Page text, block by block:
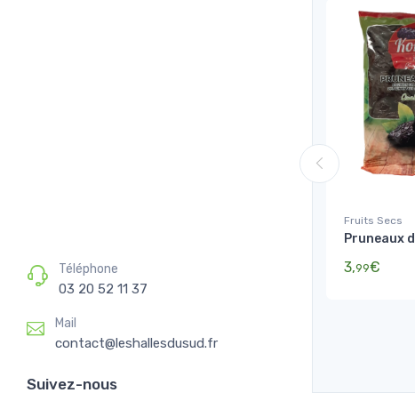
Téléphone
03 20 52 11 37
Mail
contact@leshallesdusud.fr
Suivez-nous
Fruits Secs
Pruneaux
3,99€